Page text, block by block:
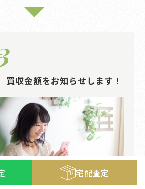
買収金額をお知らせします！
宅配査定